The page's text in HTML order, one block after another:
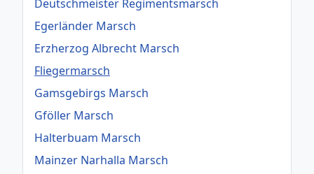
Deutschmeister Regimentsmarsch
Egerländer Marsch
Erzherzog Albrecht Marsch
Fliegermarsch
Gamsgebirgs Marsch
Gföller Marsch
Halterbuam Marsch
Mainzer Narhalla Marsch